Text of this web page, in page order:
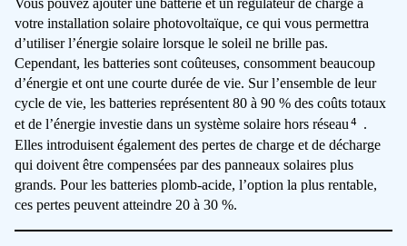
Vous pouvez ajouter une batterie et un régulateur de charge à
votre installation solaire photovoltaïque, ce qui vous permettra
d’utiliser l’énergie solaire lorsque le soleil ne brille pas.
Cependant, les batteries sont coûteuses, consomment beaucoup
d’énergie et ont une courte durée de vie. Sur l’ensemble de leur
cycle de vie, les batteries représentent 80 à 90 % des coûts totaux
et de l’énergie investie dans un système solaire hors réseau4
.
Elles introduisent également des pertes de charge et de décharge
qui doivent être compensées par des panneaux solaires plus
grands. Pour les batteries plomb-acide, l’option la plus rentable,
ces pertes peuvent atteindre 20 à 30 %.